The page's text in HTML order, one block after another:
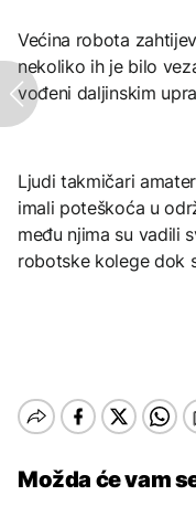
Većina robota
nekoliko ih je bilo
vođeni daljinskim
Ljudi takmičari
imali poteškoća u
među njima su vadili
robotske kolege dok
Možda će vam